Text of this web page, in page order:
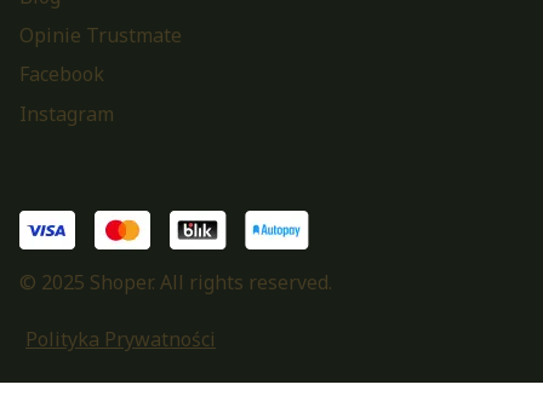
Opinie Trustmate
Facebook
Instagram
© 2025 Shoper. All rights reserved.
Polityka Prywatności